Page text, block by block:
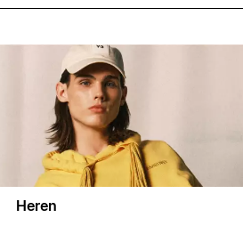
Heren